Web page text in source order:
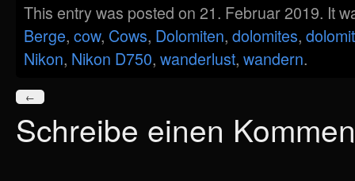
This entry was posted on 21. Februar 2019. It
Berge, cow, Cows, Dolomiten, dolomites,
Nikon, Nikon D750, wanderlust, wandern.
←
Schreibe einen